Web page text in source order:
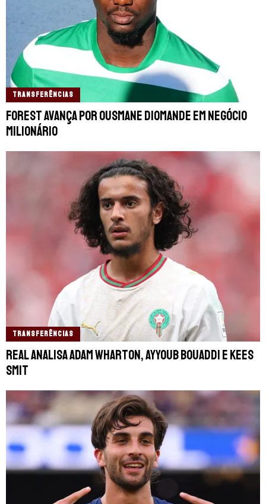
TRANSFERÊNCIAS
Forest avança por Ousmane Diomande em negócio
milionário
TRANSFERÊNCIAS
Real analisa Adam Wharton, Ayyoub Bouaddi e Kees
Smit